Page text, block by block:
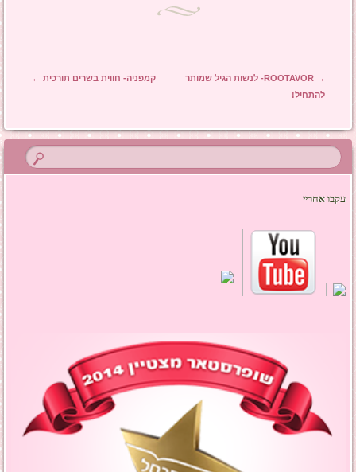
ניווט בפוסטים
→
ROOTAVOR- לנשות הגיל שמותר
להתחיל!
קמפניה- חווית בשרים תורכית ←
עקבו אחריי